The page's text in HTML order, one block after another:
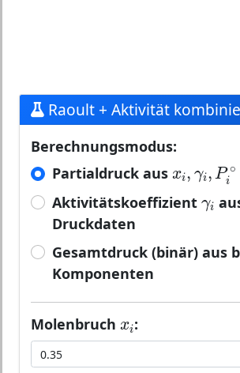
Raoult + Aktivität
Berechnungsmodus:
Partialdruck aus xi, γi, P ∘
i
xi γi, Pi∘
Aktivitätskoeffizient γi
γi
Druckdaten
Gesamtdruck (binär) aus
Komponenten
Molenbruch xi
xi: